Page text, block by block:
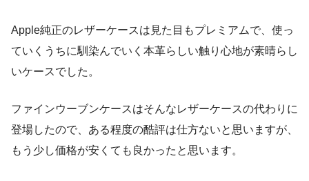
Apple純正のレザーケースは見た目もプレミアムで、使っ
ていくうちに馴染んでいく本革らしい触り心地が素晴らし
いケースでした。
ファインウーブンケースはそんなレザーケースの代わりに
登場したので、ある程度の酷評は仕方ないと思いますが、
もう少し価格が安くても良かったと思います。